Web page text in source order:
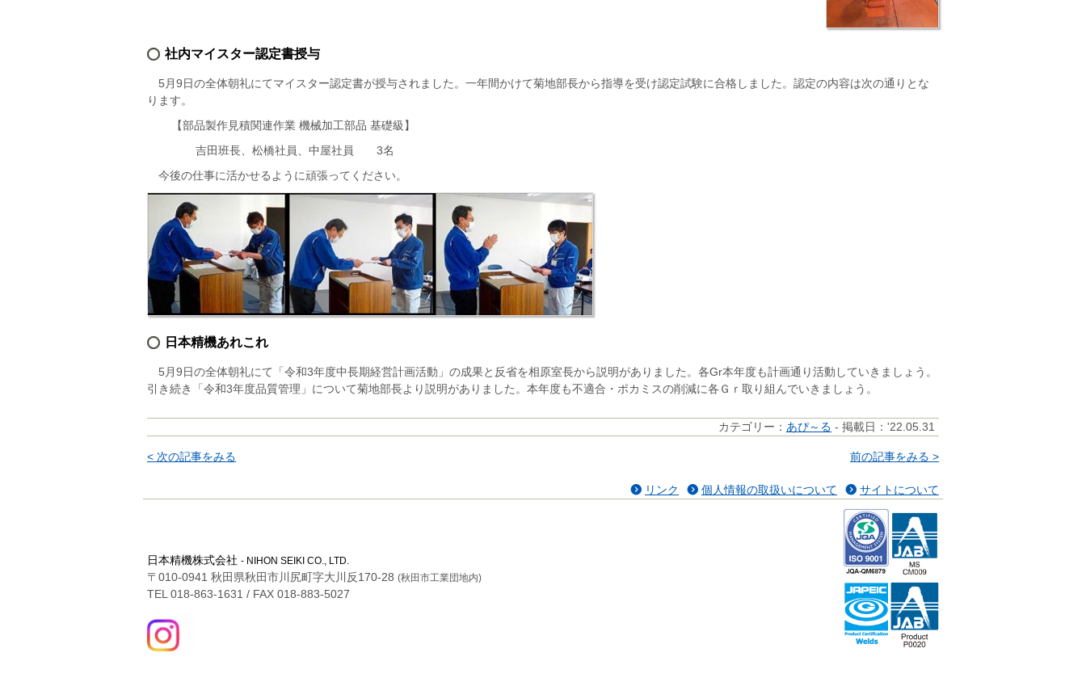
社内マイスター認定書授与
5月9日の全体朝礼にてマイスター認定書が授与されました。一年間かけて菊地部長から指導を受け認定試験に合格しました。認定の内容は次の通りとな
ります。
【部品製作見積関連作業 機械加工部品 基礎級】
吉田班長、松橋社員、中屋社員 3名
今後の仕事に活かせるように頑張ってください。
日本精機あれこれ
5月9日の全体朝礼にて「令和3年度中長期経営計画活動」の成果と反省を相原室長から説明がありました。各Gr本年度も計画通り活動していきましょう。
引き続き「令和3年度品質管理」について菊地部長より説明がありました。本年度も不適合・ポカミスの削減に各Ｇｒ取り組んでいきましょう。
カテゴリー： あぴ～る - 掲載日：'22.05.31
前の記事をみる >
< 次の記事をみる
リンク 個人情報の取扱いについて サイトについて
日本精機株式会社 - NIHON SEIKI CO., LTD.
〒010-0941 秋田県秋田市川尻町字大川反170-28 (秋田市工業団地内)
TEL 018-863-1631 / FAX 018-883-5027